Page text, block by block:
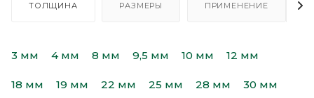
ТОЛЩИНА РАЗМЕРЫ ПРИМЕНЕНИЕ
3 мм 4 мм 8 мм 9,5 мм 10 мм 12 мм
18 мм 19 мм 22 мм 25 мм 28 мм 30 мм